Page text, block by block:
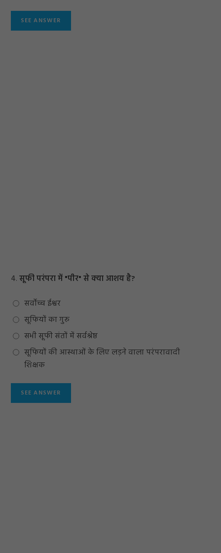
4.सूफी परंपरा में "पीर" से क्या आशय है?
सर्वोच्च ईश्वर
सूफियों का गुरु
सभी सूफी संतों में सर्वश्रेष्ठ
सूफियों की आस्थाओं के लिए लड़ने वाला परंपरावादी
शिक्षक